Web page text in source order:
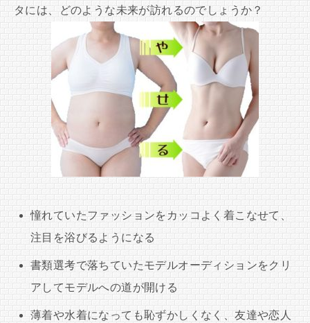
タには、どのような未来が訪れるのでしょうか？
憧れていたファッションをカッコよく着こなせて、
注目を浴びるようになる
書類選考で落ちていたモデルオーディションをクリ
アしてモデルへの道が開ける
薄着や水着になっても恥ずかしくなく、友達や恋人